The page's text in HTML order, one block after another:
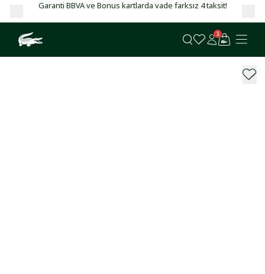
Garanti BBVA ve Bonus kartlarda vade farksız 4 taksit!
1